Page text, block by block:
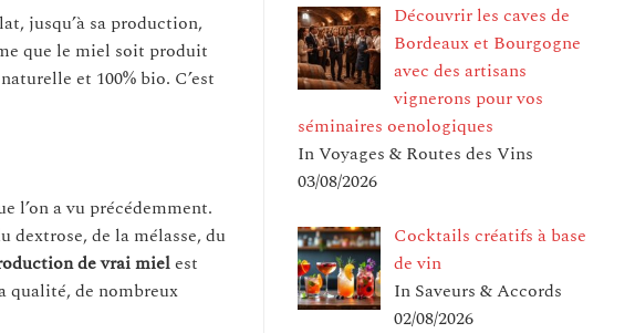
jusqu’à sa production,
que le miel soit produit
et 100% bio. C’est
l’on a vu précédemment.
dextrose, de la mélasse, du
de vrai mielest
qualité, de nombreux
Découvrir les caves de
Bordeaux et Bourgogne
avec des artisans
vignerons pour vos
séminaires oenologiques
In Voyages & Routes des Vins
03/08/2026
Cocktails créatifs à base
de vin
In Saveurs & Accords
02/08/2026